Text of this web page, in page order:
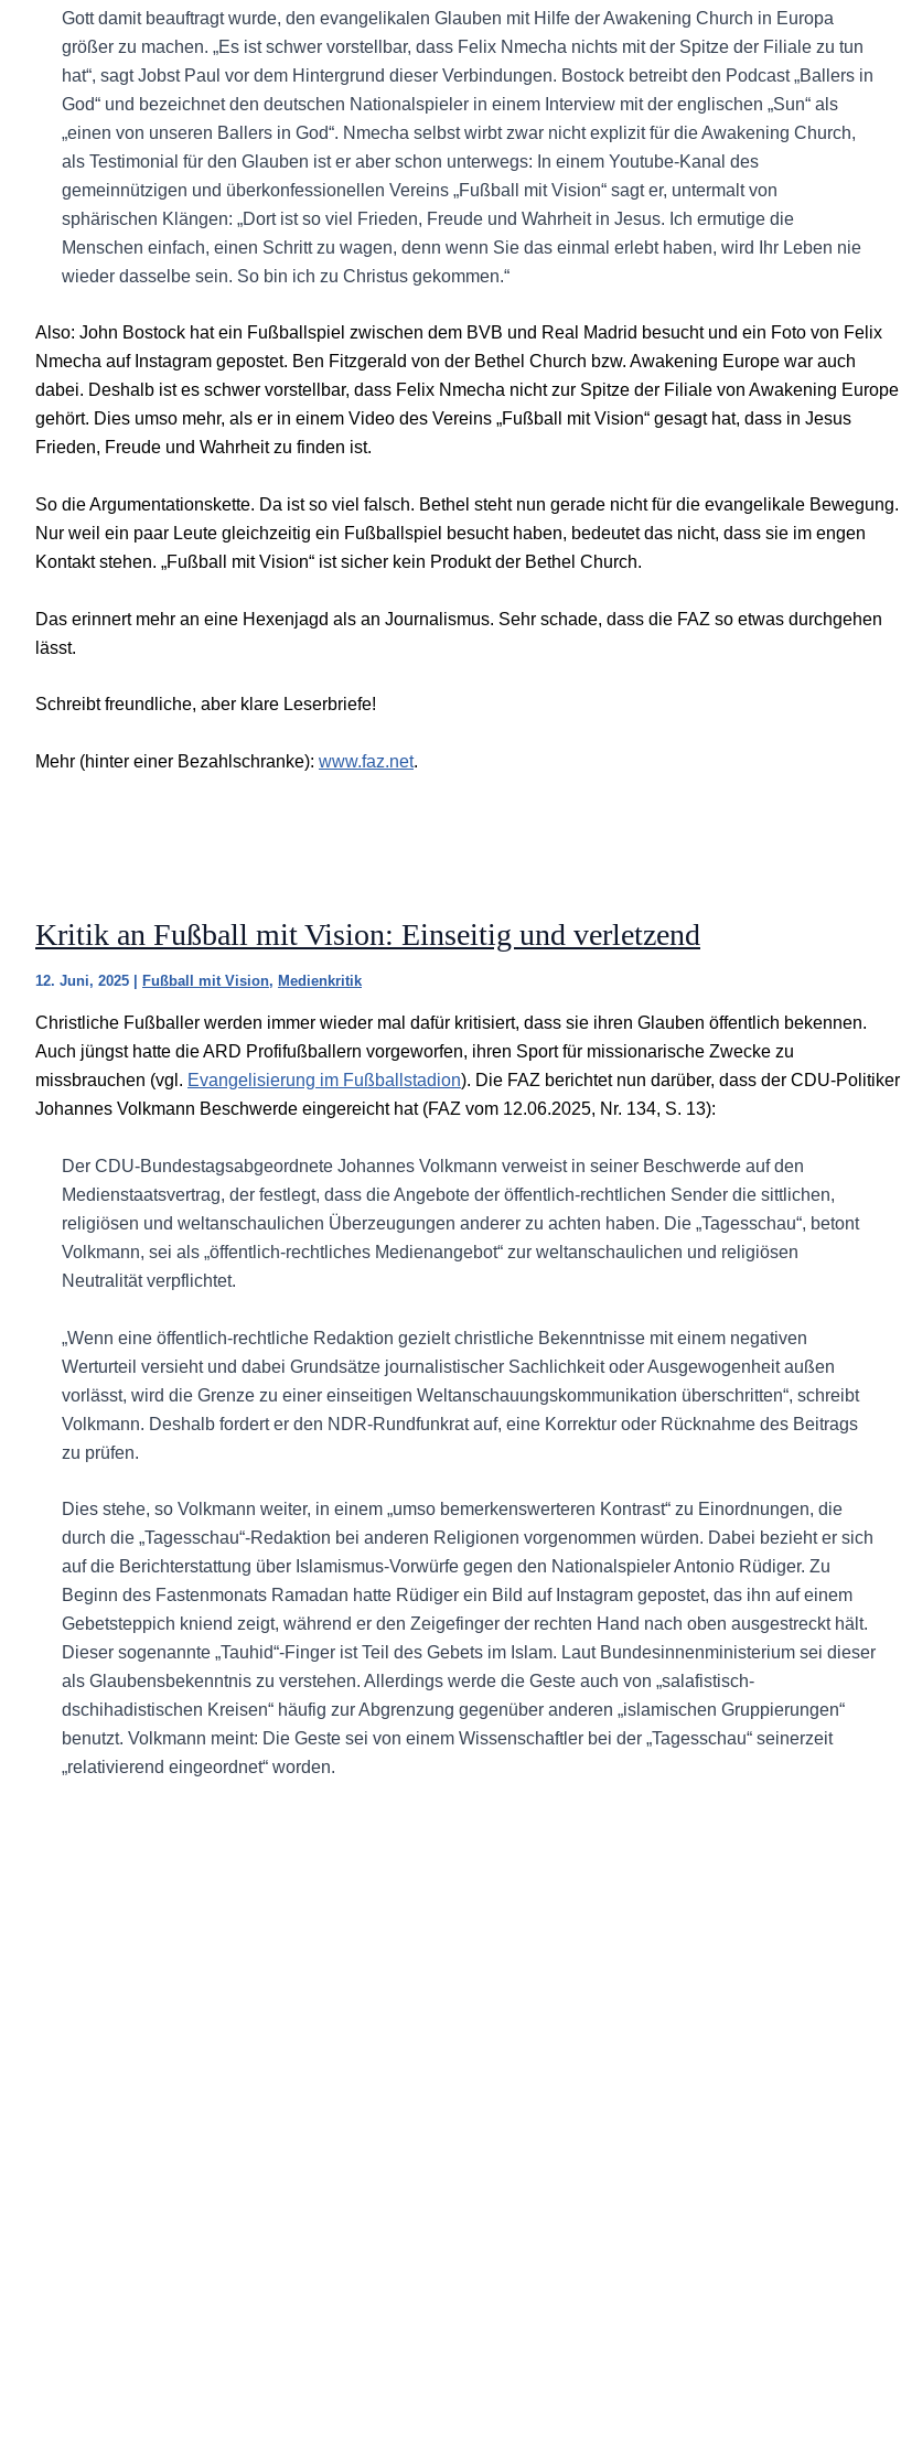
Gott damit beauftragt wurde, den evangelikalen Glauben mit Hilfe der Awakening Church in Europa
größer zu machen. „Es ist schwer vorstellbar, dass Felix Nmecha nichts mit der Spitze der Filiale zu tun
hat“, sagt Jobst Paul vor dem Hintergrund dieser Verbindungen. Bostock betreibt den Podcast „Ballers in
God“ und bezeichnet den deutschen Nationalspieler in einem Interview mit der englischen „Sun“ als
„einen von unseren Ballers in God“. Nmecha selbst wirbt zwar nicht explizit für die Awakening Church,
als Testimonial für den Glauben ist er aber schon unterwegs: In einem Youtube-Kanal des
gemeinnützigen und überkonfessionellen Vereins „Fußball mit Vision“ sagt er, untermalt von
sphärischen Klängen: „Dort ist so viel Frieden, Freude und Wahrheit in Jesus. Ich ermutige die
Menschen einfach, einen Schritt zu wagen, denn wenn Sie das einmal erlebt haben, wird Ihr Leben nie
wieder dasselbe sein. So bin ich zu Christus gekommen.“
Also: John Bostock hat ein Fußballspiel zwischen dem BVB und Real Madrid besucht und ein Foto von Felix
Nmecha auf Instagram gepostet. Ben Fitzgerald von der Bethel Church bzw. Awakening Europe war auch
dabei. Deshalb ist es schwer vorstellbar, dass Felix Nmecha nicht zur Spitze der Filiale von Awakening Europe
gehört. Dies umso mehr, als er in einem Video des Vereins „Fußball mit Vision“ gesagt hat, dass in Jesus
Frieden, Freude und Wahrheit zu finden ist.
So die Argumentationskette. Da ist so viel falsch. Bethel steht nun gerade nicht für die evangelikale Bewegung.
Nur weil ein paar Leute gleichzeitig ein Fußballspiel besucht haben, bedeutet das nicht, dass sie im engen
Kontakt stehen. „Fußball mit Vision“ ist sicher kein Produkt der Bethel Church.
Das erinnert mehr an eine Hexenjagd als an Journalismus. Sehr schade, dass die FAZ so etwas durchgehen
lässt.
Schreibt freundliche, aber klare Leserbriefe!
Mehr (hinter einer Bezahlschranke): www.faz.net.
Kritik an Fußball mit Vision: Einseitig und verletzend
12. Juni, 2025 Fußball mit Vision, Medienkritik
Christliche Fußballer werden immer wieder mal dafür kritisiert, dass sie ihren Glauben öffentlich bekennen.
Auch jüngst hatte die ARD Profifußballern vorgeworfen, ihren Sport für missionarische Zwecke zu
missbrauchen (vgl. Evangelisierung im Fußballstadion). Die FAZ berichtet nun darüber, dass der CDU-Politiker
Johannes Volkmann Beschwerde eingereicht hat (FAZ vom 12.06.2025, Nr. 134, S. 13):
Der CDU-Bundestagsabgeordnete Johannes Volkmann verweist in seiner Beschwerde auf den
Medienstaatsvertrag, der festlegt, dass die Angebote der öffentlich-rechtlichen Sender die sittlichen,
religiösen und weltanschaulichen Überzeugungen anderer zu achten haben. Die „Tagesschau“, betont
Volkmann, sei als „öffentlich-rechtliches Medienangebot“ zur weltanschaulichen und religiösen
Neutralität verpflichtet.
„Wenn eine öffentlich-rechtliche Redaktion gezielt christliche Bekenntnisse mit einem negativen
Werturteil versieht und dabei Grundsätze journalistischer Sachlichkeit oder Ausgewogenheit außen
vorlässt, wird die Grenze zu einer einseitigen Weltanschauungskommunikation überschritten“, schreibt
Volkmann. Deshalb fordert er den NDR-Rundfunkrat auf, eine Korrektur oder Rücknahme des Beitrags
zu prüfen.
Dies stehe, so Volkmann weiter, in einem „umso bemerkenswerteren Kontrast“ zu Einordnungen, die
durch die „Tagesschau“-Redaktion bei anderen Religionen vorgenommen würden. Dabei bezieht er sich
auf die Berichterstattung über Islamismus-Vorwürfe gegen den Nationalspieler Antonio Rüdiger. Zu
Beginn des Fastenmonats Ramadan hatte Rüdiger ein Bild auf Instagram gepostet, das ihn auf einem
Gebetsteppich kniend zeigt, während er den Zeigefinger der rechten Hand nach oben ausgestreckt hält.
Dieser sogenannte „Tauhid“-Finger ist Teil des Gebets im Islam. Laut Bundesinnenministerium sei dieser
als Glaubensbekenntnis zu verstehen. Allerdings werde die Geste auch von „salafistisch-
dschihadistischen Kreisen“ häufig zur Abgrenzung gegenüber anderen „islamischen Gruppierungen“
benutzt. Volkmann meint: Die Geste sei von einem Wissenschaftler bei der „Tagesschau“ seinerzeit
„relativierend eingeordnet“ worden.